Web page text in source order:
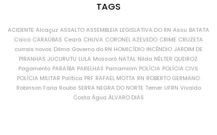
TAGS
ACIDENTE Alcaçuz ASSALTO ASSEMBLEIA LEGISLATIVA DO RN Assu BATATA
Caicó CARAÚBAS Ceará CHUVA CORONEL AZEVEDO CRIME CRUZETA
currais novos Dilma Governo do RN HOMICÍDIO INCÊNDIO JARDIM DE
PIRANHAS JUCURUTU LULA Mossoró NATAL Nilda NÉLTER QUEIROZ
Pagamento PARAÍBA PARELHAS Parnamirim POLÍCIA POLÍCIA CIVIL
POLÍCIA MILITAR Política PRF RAFAEL MOTTA RN ROBERTO GERMANO
Robinson Faria Roubo SERRA NEGRA DO NORTE Temer UFRN Vivaldo
Costa Água ÁLVARO DIAS